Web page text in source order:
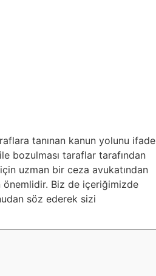
tanınan kanun yolunu ifade
bozulması taraflar tarafından
uzman bir ceza avukatından
Biz de içeriğimizde
söz ederek sizi